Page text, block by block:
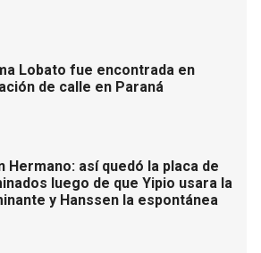
Lobato fue encontrada en
de calle en Paraná
Hermano: así quedó la placa de
luego de que Yipio usara la
y Hanssen la espontánea